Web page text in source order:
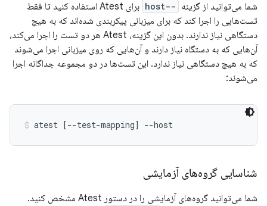
شما می‌توانید از گزینه --host
برای Atest استفاده کنید تا فقط
تست‌هایی را اجرا کند که برای میزبانی پیکربندی شده‌اند که به هیچ
دستگاهی نیاز ندارند. بدون این گزینه، Atest هر دو تست را اجرا می‌کند،
آن‌هایی که به دستگاه نیاز دارند و آن‌هایی که روی میزبانی اجرا می‌شوند
که به هیچ دستگاهی نیاز ندارد. این تست‌ها در دو مجموعه جداگانه اجرا
می‌شوند:
atest [--test-mapping] --host
شناسایی گروه‌های آزمایشی
شما می‌توانید گروه‌های آزمایشی را در دستور Atest مشخص کنید.